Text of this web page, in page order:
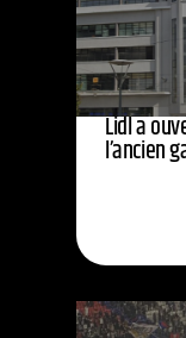
Lidl a
l’ancien